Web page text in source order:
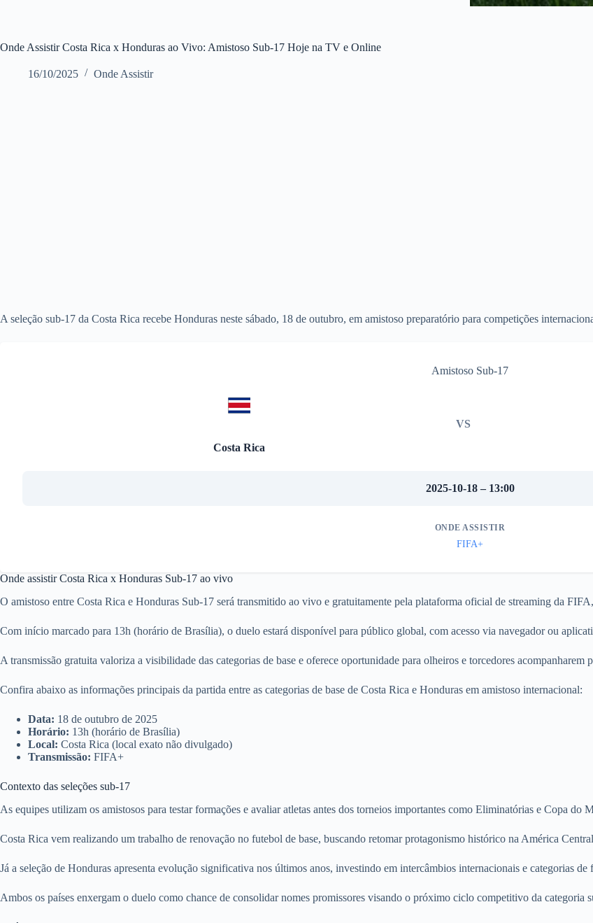
Onde Assistir Costa Rica x Honduras ao Vivo: Amistoso Sub-17 Hoje na TV e Online
16/10/2025 Onde Assistir
A seleção sub-17 da Costa Rica recebe Honduras neste sábado, 18 de outubro, em amistoso preparatório para competições
Amistoso Sub-17
Costa Rica
VS
2025-10-18 – 13:00
ONDE ASSISTIR
FIFA+
Onde assistir Costa Rica x Honduras Sub-17 ao vivo
O amistoso entre Costa Rica e Honduras Sub-17 será transmitido ao vivo e gratuitamente pela plataforma oficial de streaming da
Com início marcado para 13h (horário de Brasília), o duelo estará disponível para público global, com acesso via navegador ou
A transmissão gratuita valoriza a visibilidade das categorias de base e oferece oportunidade para olheiros e torcedores acompanharem
Confira abaixo as informações principais da partida entre as categorias de base de Costa Rica e Honduras em amistoso internacional:
Data: 18 de outubro de 2025
Horário: 13h (horário de Brasília)
Local: Costa Rica (local exato não divulgado)
Transmissão: FIFA+
Contexto das seleções sub-17
As equipes utilizam os amistosos para testar formações e avaliar atletas antes dos torneios importantes como Eliminatórias e Copa do
Costa Rica vem realizando um trabalho de renovação no futebol de base, buscando retomar protagonismo histórico na América
Já a seleção de Honduras apresenta evolução significativa nos últimos anos, investindo em intercâmbios internacionais e categorias de
Ambos os países enxergam o duelo como chance de consolidar nomes promissores visando o próximo ciclo competitivo da categoria